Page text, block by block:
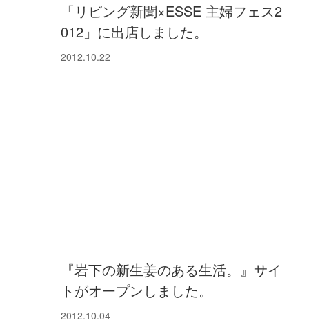
「リビング新聞×ESSE 主婦フェス2
012」に出店しました。
2012.10.22
『岩下の新生姜のある生活。』サイ
トがオープンしました。
2012.10.04